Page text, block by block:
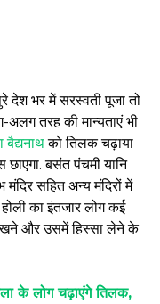
देश भर में सरस्वती पूजा तो
तरह की मान्यताएं भी
बैद्यनाथको तिलक चढ़ाया
छाएगा. बसंत पंचमी यानि
मंदिर सहित अन्य मंदिरों में
का इंतजार लोग कई
और उसमें हिस्सा लेने के
के लोग चढ़ाएंगे तिलक,